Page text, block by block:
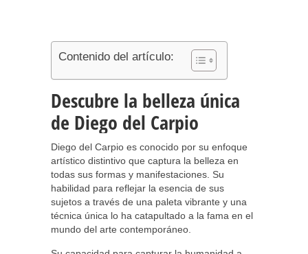
Contenido del artículo:
Descubre la belleza única
de Diego del Carpio
Diego del Carpio es conocido por su enfoque
artístico distintivo que captura la belleza en
todas sus formas y manifestaciones. Su
habilidad para reflejar la esencia de sus
sujetos a través de una paleta vibrante y una
técnica única lo ha catapultado a la fama en el
mundo del arte contemporáneo.